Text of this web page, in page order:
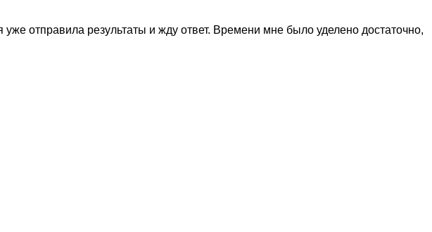
отправила результаты и жду ответ. Времени мне было уделено достаточно,